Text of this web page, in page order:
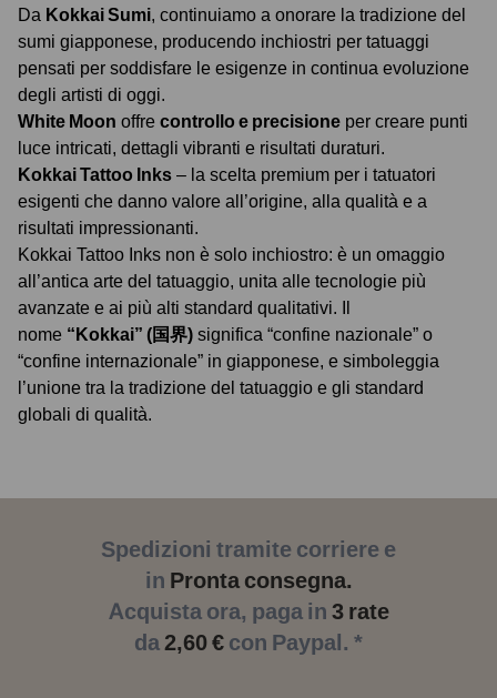
Da Kokkai Sumi, continuiamo a onorare la tradizione del
sumi giapponese, producendo inchiostri per tatuaggi
pensati per soddisfare le esigenze in continua evoluzione
degli artisti di oggi.
White Moon offre controllo e precisione per creare punti
luce intricati, dettagli vibranti e risultati duraturi.
Kokkai Tattoo Inks – la scelta premium per i tatuatori
esigenti che danno valore all’origine, alla qualità e a
risultati impressionanti.
Kokkai Tattoo Inks non è solo inchiostro: è un omaggio
all’antica arte del tatuaggio, unita alle tecnologie più
avanzate e ai più alti standard qualitativi. Il
nome “Kokkai” (国界) significa “confine nazionale” o
“confine internazionale” in giapponese, e simboleggia
l’unione tra la tradizione del tatuaggio e gli standard
globali di qualità.
Spedizioni tramite corriere e
in Pronta consegna.
Acquista ora, paga in 3 rate
da2,60 € con Paypal. *